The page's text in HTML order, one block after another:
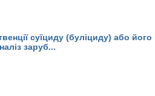
суїциду (буліциду) або його
заруб...